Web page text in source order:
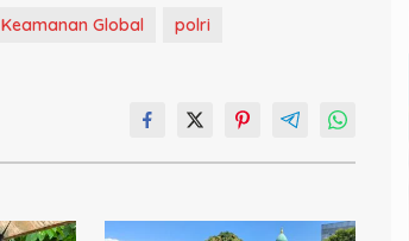
Keamanan Global polri